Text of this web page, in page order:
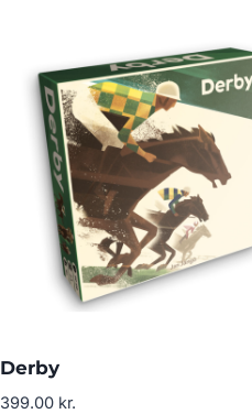
Derby
399.00 kr.